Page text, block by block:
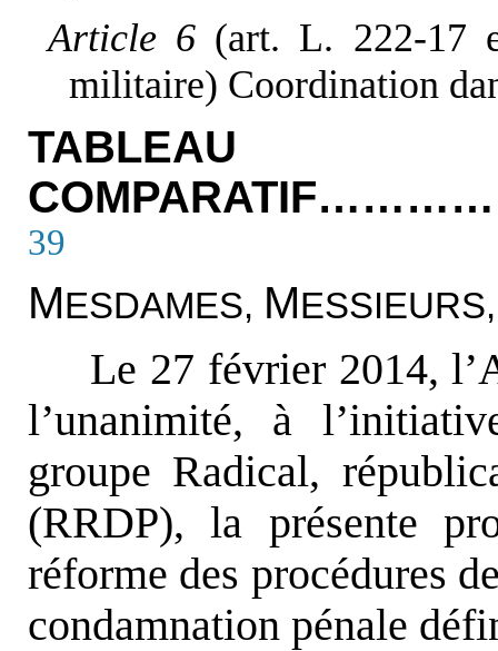
Article 6 (art. L. 222-17
militaire) Coordination
TABLEAU
39
MESDAMES, MESSIEURS,
Le 27 février 2014,
l’unanimité, à
groupe Radical,
(RRDP), la présente
réforme des procédures
condamnation pénale